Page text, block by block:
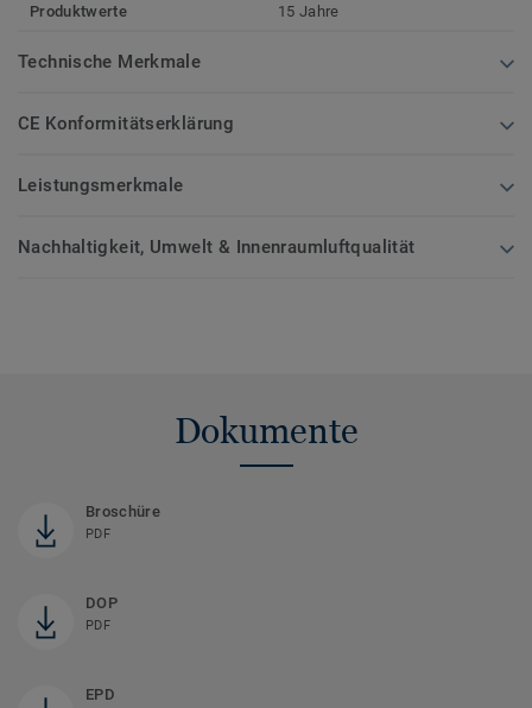
Produktwerte 15 Jahre
Technische Merkmale
CE Konformitätserklärung
Leistungsmerkmale
Nachhaltigkeit, Umwelt & Innenraumluftqualität
Dokumente
Broschüre
PDF
DOP
PDF
EPD